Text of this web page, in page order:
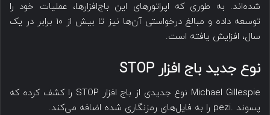
شده‌اند. به طوری که اپراتورهای این باج‌افزارها، عملیات خود را
توسعه داده و مبالغ درخواستی آن‌ها نیز تا بیش از ۱۰ برابر در یک
سال، افزایش یافته است.
نوع جدید باج افزار STOP
Michael Gillespie نوع جدیدی از باج افزار STOP را کشف کرده که
پسوند .pezi را به فایل‌های رمزنگاری شده اضافه می‌کند.